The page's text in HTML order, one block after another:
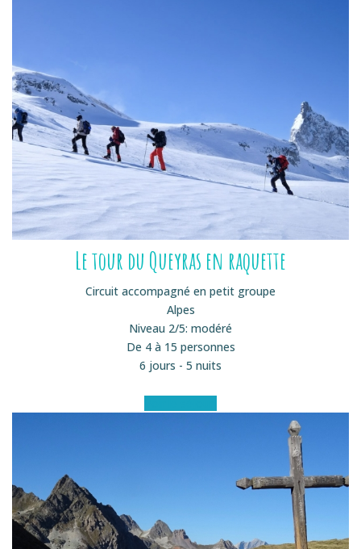
Le tour du Queyras en raquette
Circuit accompagné en petit groupe
Alpes
Niveau 2/5: modéré
De 4 à 15 personnes
6 jours - 5 nuits